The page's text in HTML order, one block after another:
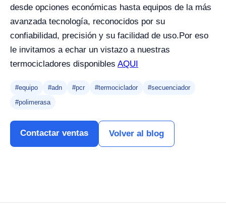
desde opciones económicas hasta equipos de la más
avanzada tecnología, reconocidos por su
confiabilidad, precisión y su facilidad de uso.Por eso
le invitamos a echar un vistazo a nuestras
termocicladores disponibles AQUI
#equipo #adn #pcr #termociclador
#secuenciador
#polimerasa
Contactar ventas Volver al blog